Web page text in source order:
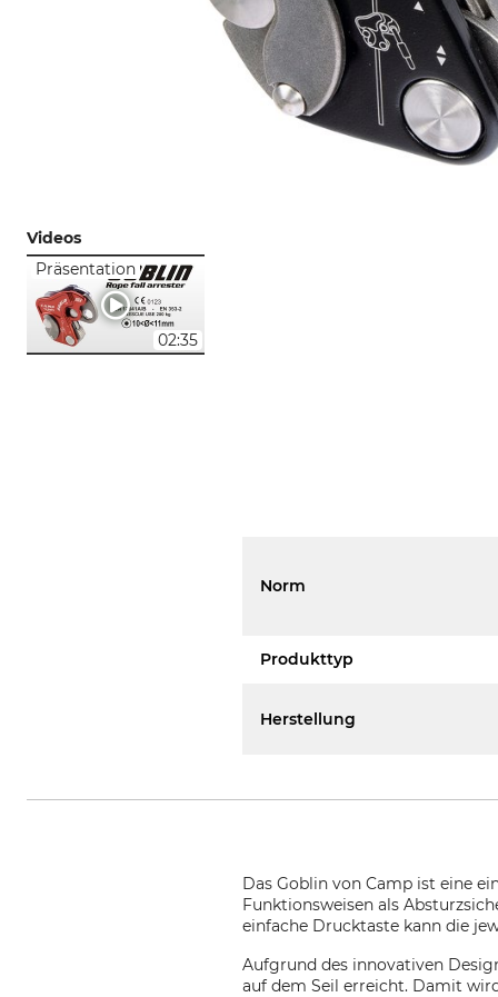
Videos
Präsentation
02:35
Norm
Produkttyp
Herstellung
Das Goblin von Camp ist eine
Funktionsweisen als
einfache Drucktaste kann die
Aufgrund des innovativen
auf dem Seil erreicht. Damit